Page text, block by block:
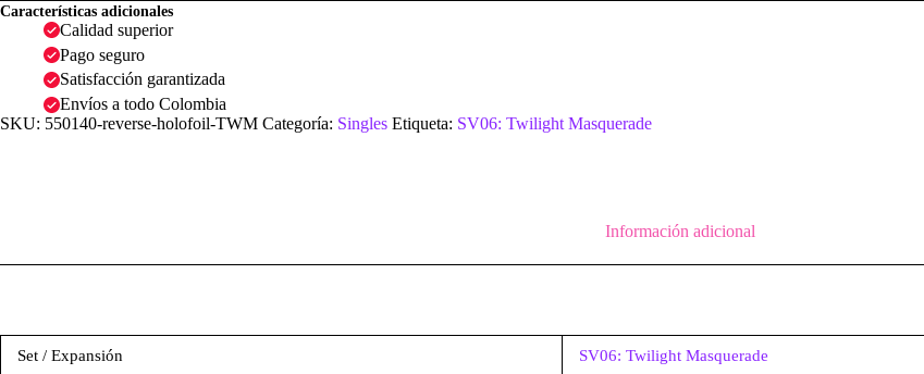
Características adicionales
Calidad superior
Pago seguro
Satisfacción garantizada
Envíos a todo Colombia
SKU: 550140-reverse-holofoil-TWM Categoría: Singles Etiqueta: SV06: Twilight Masquerade
Información adicional
Set / Expansión SV06: Twilight Masquerade